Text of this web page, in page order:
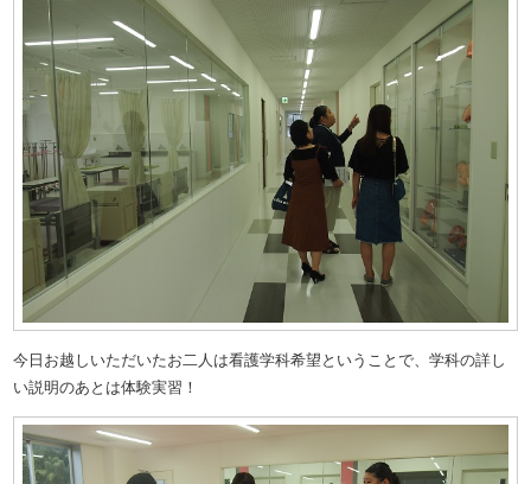
今日お越しいただいたお二人は看護学科希望ということで、学科の詳し
い説明のあとは体験実習！